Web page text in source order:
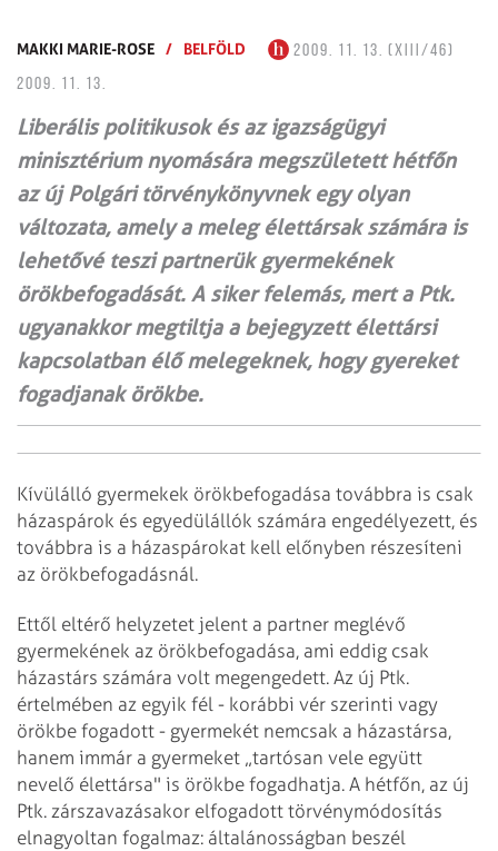
MAKKI MARIE-ROSE / BELFÖLD
2009. 11. 13. (XIII/46)
2009. 11. 13.
Liberális politikusok és az igazságügyi
minisztérium nyomására megszületett hétfőn
az új Polgári törvénykönyvnek egy olyan
változata, amely a meleg élettársak számára is
lehetővé teszi partnerük gyermekének
örökbefogadását. A siker felemás, mert a Ptk.
ugyanakkor megtiltja a bejegyzett élettársi
kapcsolatban élő melegeknek, hogy gyereket
fogadjanak örökbe.
Kívülálló gyermekek örökbefogadása továbbra is csak
házaspárok és egyedülállók számára engedélyezett, és
továbbra is a házaspárokat kell előnyben részesíteni
az örökbefogadásnál.
Ettől eltérő helyzetet jelent a partner meglévő
gyermekének az örökbefogadása, ami eddig csak
házastárs számára volt megengedett. Az új Ptk.
értelmében az egyik fél - korábbi vér szerinti vagy
örökbe fogadott - gyermekét nemcsak a házastársa,
hanem immár a gyermeket „tartósan vele együtt
nevelő élettársa" is örökbe fogadhatja. A hétfőn, az új
Ptk. zárszavazásakor elfogadott törvénymódosítás
elnagyoltan fogalmaz: általánosságban beszél